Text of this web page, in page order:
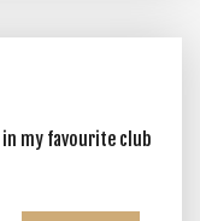
my favourite club